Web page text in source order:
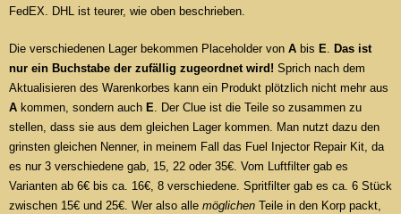
FedEX. DHL ist teurer, wie oben beschrieben.
Die verschiedenen Lager bekommen Placeholder von A bis E. Das ist
nur ein Buchstabe der zufällig zugeordnet wird! Sprich nach dem
Aktualisieren des Warenkorbes kann ein Produkt plötzlich nicht mehr aus
A kommen, sondern auch E. Der Clue ist die Teile so zusammen zu
stellen, dass sie aus dem gleichen Lager kommen. Man nutzt dazu den
grinsten gleichen Nenner, in meinem Fall das Fuel Injector Repair Kit, da
es nur 3 verschiedene gab, 15, 22 oder 35€. Vom Luftfilter gab es
Varianten ab 6€ bis ca. 16€, 8 verschiedene. Spritfilter gab es ca. 6 Stück
zwischen 15€ und 25€. Wer also alle möglichen Teile in den Korp packt,